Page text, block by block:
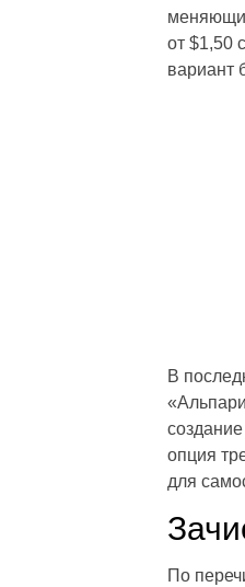
от $1,50
вариант
В
опция
для
По